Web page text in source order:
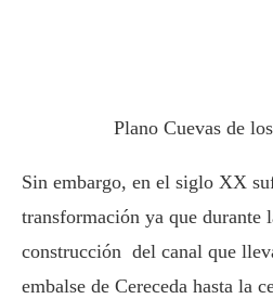
Plano Cuevas de
Sin embargo, en el siglo XX
transformación ya que durante
construcción del canal que
embalse de Cereceda hasta la